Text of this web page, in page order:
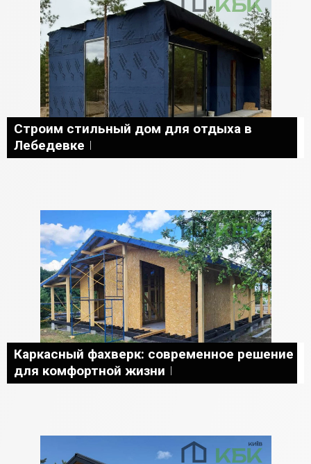
Строим стильный дом для отдыха в
Лебедевке
Каркасный фахверк: современное решение
для комфортной жизни